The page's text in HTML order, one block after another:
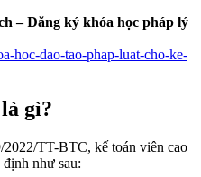
– Đăng ký khóa học pháp lý
hoc-dao-tao-phap-luat-cho-ke-
gì?
TT-BTC, kế toán viên cao
như sau: